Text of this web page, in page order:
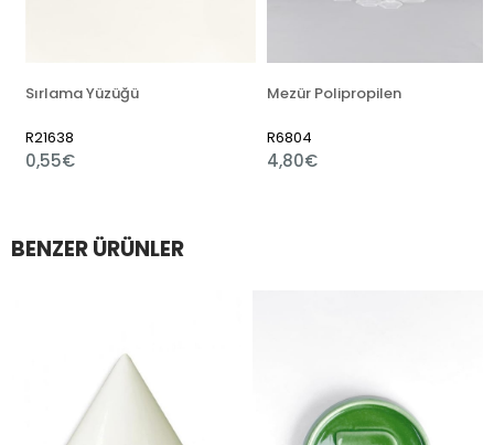
Sırlama Yüzüğü
R21638
0,55€
Mezür Polipropilen
R6804
4,80€
BENZER ÜRÜNLER